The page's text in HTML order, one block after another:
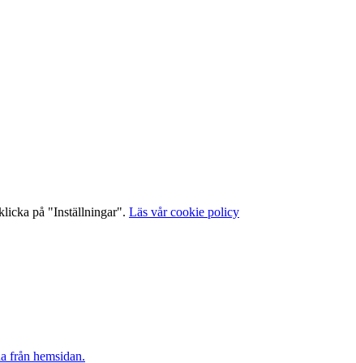
på "Inställningar". Läs vår cookie policy
från hemsidan.